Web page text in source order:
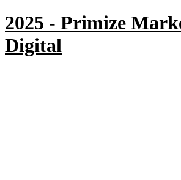
2025 - Primize
Digital